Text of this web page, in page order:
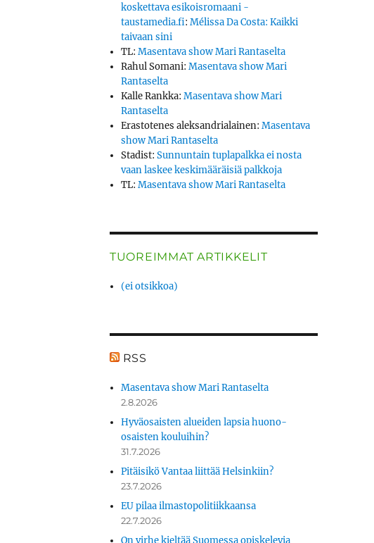
koskettava esikoisromaani -
taustamedia.fi:Mélissa Da Costa: Kaikki
taivaan sini
TL:Masentava show Mari Rantaselta
Rahul Somani:Masentava show Mari
Rantaselta
Kalle Rankka:Masentava show Mari
Rantaselta
Erastotenes aleksandrialainen:Masentava
show Mari Rantaselta
Stadist:Sunnuntain tuplapalkka ei nosta
vaan laskee keskimääräisiä palkkoja
TL:Masentava show Mari Rantaselta
TUOREIMMAT ARTIKKELIT
(ei otsikkoa)
RSS
Masentava show Mari Rantaselta
2.8.2026
Hyväosaisten alueiden lapsia huono-
osaisten kouluihin?
31.7.2026
Pitäisikö Vantaa liittää Helsinkiin?
23.7.2026
EU pilaa ilmastopolitiikkaansa
22.7.2026